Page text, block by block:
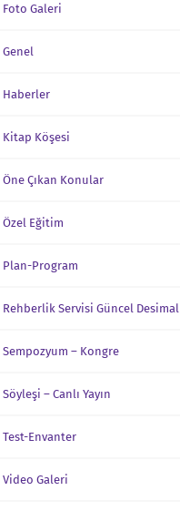
Foto Galeri
Genel
Haberler
Kitap Köşesi
Öne Çıkan Konular
Özel Eğitim
Plan-Program
Rehberlik Servisi Güncel Desimal
Sempozyum – Kongre
Söyleşi – Canlı Yayın
Test-Envanter
Video Galeri